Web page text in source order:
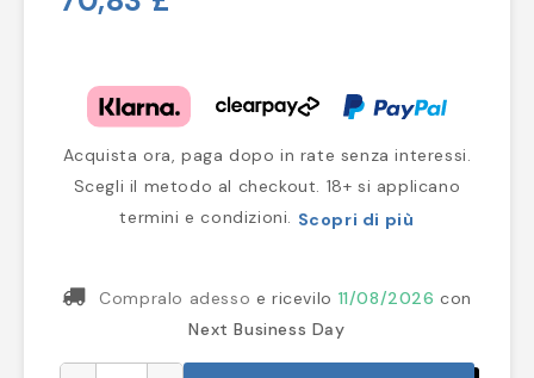
Acquista ora, paga dopo in rate senza interessi.
Scegli il metodo al checkout. 18+ si applicano
termini e condizioni. Scopri di più
Compralo adesso e ricevilo 11/08/2026 con
Next Business Day